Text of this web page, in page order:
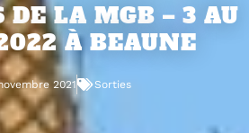
DE LA MGB – 3 AU
À BEAUNE
2021 Sorties